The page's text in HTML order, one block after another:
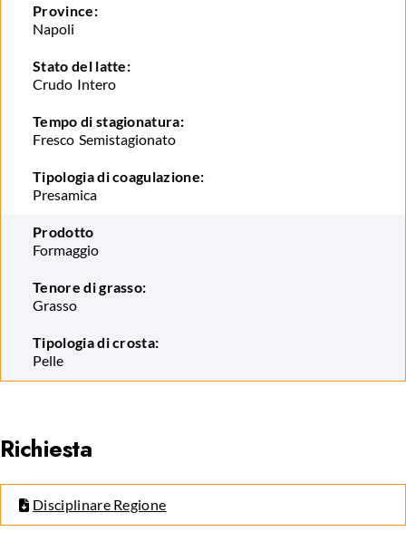
Province:
Napoli
Stato del latte:
Crudo Intero
Tempo di stagionatura:
Fresco Semistagionato
Tipologia di coagulazione:
Presamica
Prodotto
Formaggio
Tenore di grasso:
Grasso
Tipologia di crosta:
Pelle
Richiesta
Disciplinare Regione